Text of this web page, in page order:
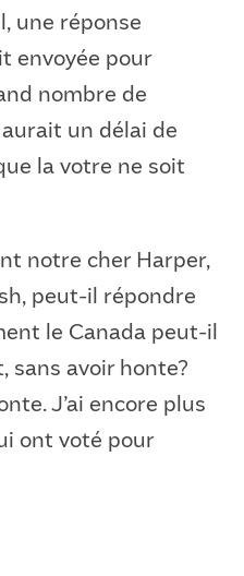
une réponse
envoyée pour
nombre de
un délai de
la votre ne soit
notre cher Harper,
peut-il répondre
le Canada peut-il
sans avoir honte?
J’ai encore plus
ont voté pour